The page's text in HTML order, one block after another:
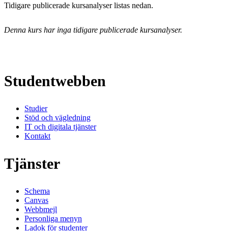
Tidigare publicerade kursanalyser listas nedan.
Denna kurs har inga tidigare publicerade kursanalyser.
Studentwebben
Studier
Stöd och vägledning
IT och digitala tjänster
Kontakt
Tjänster
Schema
Canvas
Webbmejl
Personliga menyn
Ladok för studenter